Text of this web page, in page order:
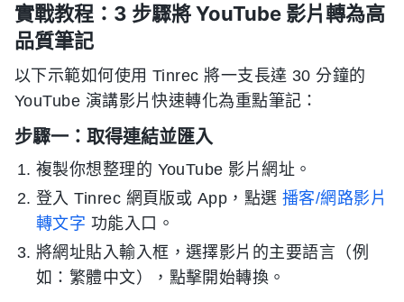
實戰教程：3 步驟將 YouTube 影片轉為高
品質筆記
以下示範如何使用 Tinrec 將一支長達 30 分鐘的
YouTube 演講影片快速轉化為重點筆記：
步驟一：取得連結並匯入
複製你想整理的 YouTube 影片網址。
登入 Tinrec 網頁版或 App，點選 播客/網路影片
轉文字 功能入口。
將網址貼入輸入框，選擇影片的主要語言（例
如：繁體中文），點擊開始轉換。